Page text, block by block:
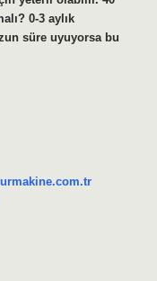
0-3 aylık
süre uyuyorsa bu